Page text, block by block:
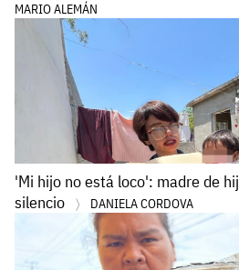
MARIO ALEMÁN
'Mi hijo no está loco': madre de
silencio
DANIELA CORDOVA